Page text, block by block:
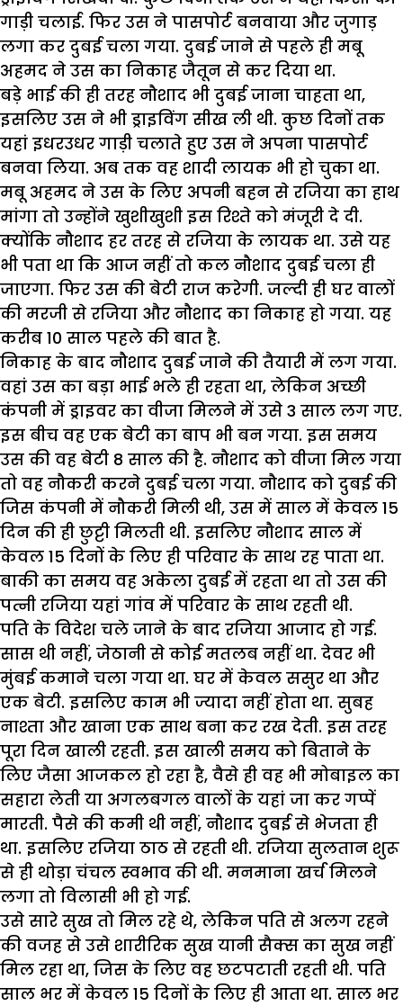
गाड़ी चलाई. फिर उस ने पासपोर्ट बनवाया और जुगाड़
लगा कर दुबई चला गया. दुबई जाने से पहले ही मबू
अहमद ने उस का निकाह जैतून से कर दिया था.
बड़े भाई की ही तरह नौशाद भी दुबई जाना चाहता था,
इसलिए उस ने भी ड्राइविंग सीख ली थी. कुछ दिनों तक
यहां इधरउधर गाड़ी चलाते हुए उस ने अपना पासपोर्ट
बनवा लिया. अब तक वह शादी लायक भी हो चुका था.
मबू अहमद ने उस के लिए अपनी बहन से रजिया का हाथ
मांगा तो उन्होंने खुशीखुशी इस रिश्ते को मंजूरी दे दी.
क्योंकि नौशाद हर तरह से रजिया के लायक था. उसे यह
भी पता था कि आज नहीं तो कल नौशाद दुबई चला ही
जाएगा. फिर उस की बेटी राज करेगी. जल्दी ही घर वालों
की मरजी से रजिया और नौशाद का निकाह हो गया. यह
करीब 10 साल पहले की बात है.
निकाह के बाद नौशाद दुबई जाने की तैयारी में लग गया.
वहां उस का बड़ा भाई भले ही रहता था, लेकिन अच्छी
कंपनी में ड्राइवर का वीजा मिलने में उसे 3 साल लग गए.
इस बीच वह एक बेटी का बाप भी बन गया. इस समय
उस की वह बेटी 8 साल की है. नौशाद को वीजा मिल गया
तो वह नौकरी करने दुबई चला गया. नौशाद को दुबई की
जिस कंपनी में नौकरी मिली थी, उस में साल में केवल 15
दिन की ही छुट्टी मिलती थी. इसलिए नौशाद साल में
केवल 15 दिनों के लिए ही परिवार के साथ रह पाता था.
बाकी का समय वह अकेला दुबई में रहता था तो उस की
पत्नी रजिया यहां गांव में परिवार के साथ रहती थी.
पति के विदेश चले जाने के बाद रजिया आजाद हो गई.
सास थी नहीं, जेठानी से कोई मतलब नहीं था. देवर भी
मुंबई कमाने चला गया था. घर में केवल ससुर था और
एक बेटी. इसलिए काम भी ज्यादा नहीं होता था. सुबह
नाश्ता और खाना एक साथ बना कर रख देती. इस तरह
पूरा दिन खाली रहती. इस खाली समय को बिताने के
लिए जैसा आजकल हो रहा है, वैसे ही वह भी मोबाइल का
सहारा लेती या अगलबगल वालों के यहां जा कर गप्पें
मारती. पैसे की कमी थी नहीं, नौशाद दुबई से भेजता ही
था. इसलिए रजिया ठाठ से रहती थी. रजिया सुलतान शुरू
से ही थोड़ा चंचल स्वभाव की थी. मनमाना खर्च मिलने
लगा तो विलासी भी हो गई.
उसे सारे सुख तो मिल रहे थे, लेकिन पति से अलग रहने
की वजह से उसे शारीरिक सुख यानी सैक्स का सुख नहीं
मिल रहा था, जिस के लिए वह छटपटाती रहती थी. पति
साल भर में केवल 15 दिनों के लिए ही आता था. साल भर